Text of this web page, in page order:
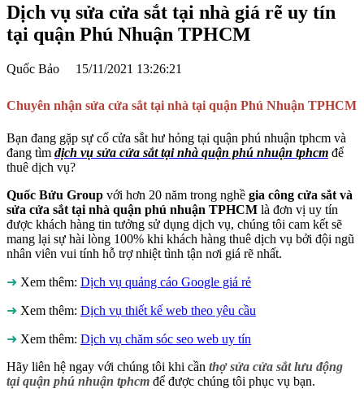
Dịch vụ sửa cửa sắt tại nhà giá rẽ uy tín
tại quận Phú Nhuận TPHCM
Quốc Bảo 15/11/2021 13:26:21
Chuyên nhận sửa cửa sắt tại nhà tại quận Phú Nhuận TPHCM
Bạn đang gặp sự cố cửa sắt hư hỏng tại quận phú nhuận tphcm và
đang tìm dịch vụ sửa cửa sắt tại nhà quận phú nhuận tphcm để
thuê dịch vụ?
Quốc Bửu Group với hơn 20 năm trong nghề gia công cửa sắt và
sửa cửa sắt tại nhà quận phú nhuận TPHCM là đơn vị uy tín
được khách hàng tin tưởng sử dụng dịch vụ, chúng tôi cam kết sẽ
mang lại sự hài lòng 100% khi khách hàng thuê dịch vụ bởi đội ngũ
nhân viên vui tính hỗ trợ nhiệt tình tận nơi giá rẽ nhất.
➜ Xem thêm: Dịch vụ quảng cáo Google giá rẻ
➜ Xem thêm: Dịch vụ thiết kế web theo yêu cầu
➜ Xem thêm: Dịch vụ chăm sóc seo web uy tín
Hãy liên hệ ngay với chúng tôi khi cần thợ sửa cửa sắt lưu động
tại quận phú nhuận tphcm để được chúng tôi phục vụ bạn.